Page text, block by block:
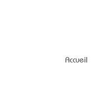
Accueil